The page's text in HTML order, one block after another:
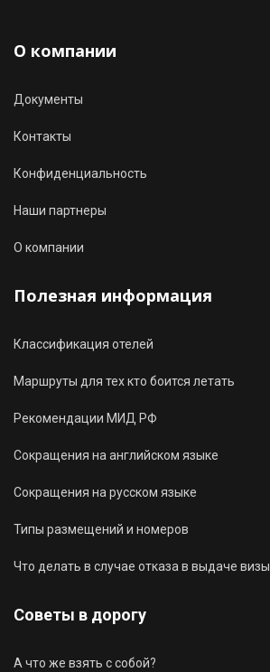
О компании
Документы
Контакты
Конфиденциальность
Наши партнеры
О компании
Полезная информация
Классификация отелей
Маршруты для тех кто боится летать
Рекомендации МИД РФ
Сокращения на английском языке
Сокращения на русском языке
Типы размещений и номеров
Что делать в случае отказа в выдаче визы
Советы в дорогу
А что же взять с собой?